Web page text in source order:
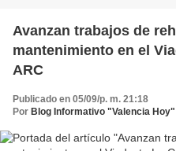
Avanzan trabajos de
mantenimiento en el
ARC
Publicado en 05/09/p. m. 21:18
Por Blog Informativo "Valencia Hoy"